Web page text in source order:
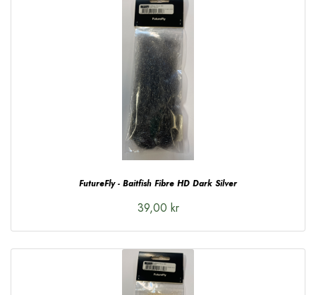
FutureFly - Baitfish Fibre HD Dark Silver
39,00 kr